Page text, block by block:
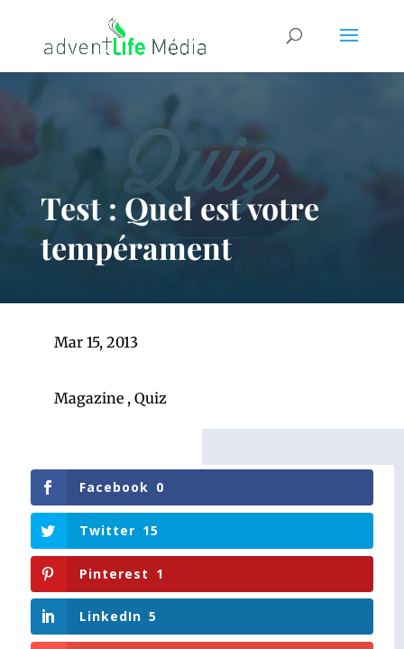
Test : Quel est votre
tempérament
Mar 15, 2013
Magazine, Quiz
Facebook 0
Twitter 15
Pinterest 1
LinkedIn 5